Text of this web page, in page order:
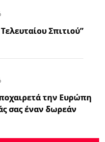
Σπιτιού”
την Ευρώπη
σας έναν δωρεάν